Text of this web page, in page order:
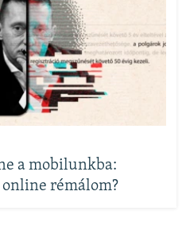
a mobilunkba:
rémálom?